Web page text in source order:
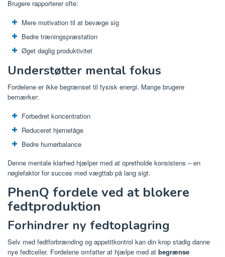
Brugere rapporterer ofte:
Mere motivation til at bevæge sig
Bedre træningspræstation
Øget daglig produktivitet
Understøtter mental fokus
Fordelene er ikke begrænset til fysisk energi. Mange brugere
bemærker:
Forbedret koncentration
Reduceret hjernetåge
Bedre humørbalance
Denne mentale klarhed hjælper med at opretholde konsistens – en
nøglefaktor for succes med vægttab på lang sigt.
PhenQ fordele ved at blokere
fedtproduktion
Forhindrer ny fedtoplagring
Selv med fedtforbrænding og appetitkontrol kan din krop stadig danne
nye fedtceller. Fordelene omfatter at hjælpe med at begrænse